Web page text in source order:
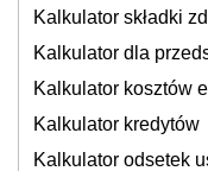
Kalkulator składki
Kalkulator dla
Kalkulator kosztów
Kalkulator kredytów
Kalkulator odsetek